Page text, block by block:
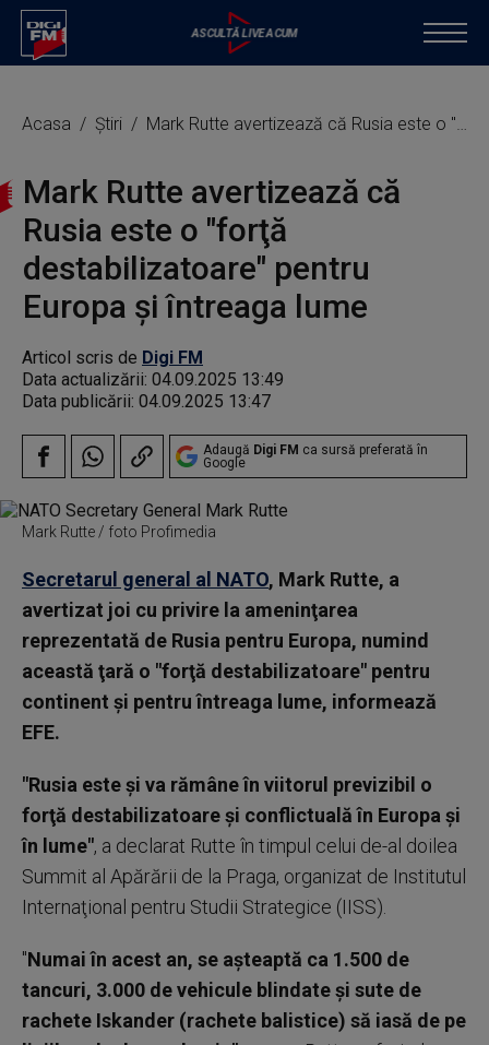
Acasa Știri Mark Rutte avertizează că Rusia este o "forţă destabilizatoare" pentru Europa şi întreaga lume
Mark Rutte avertizează că
Rusia este o "forţă
destabilizatoare" pentru
Europa şi întreaga lume
Articol scris de Digi FM
Data actualizării: 04.09.2025 13:49
Data publicării: 04.09.2025 13:47
Adaugă Digi FM ca sursă preferată în
Google
Mark Rutte / foto Profimedia
Secretarul general al NATO, Mark Rutte, a
avertizat joi cu privire la ameninţarea
reprezentată de Rusia pentru Europa, numind
această ţară o "forţă destabilizatoare" pentru
continent şi pentru întreaga lume, informează
EFE.
"Rusia este şi va rămâne în viitorul previzibil o
forţă destabilizatoare şi conflictuală în Europa şi
în lume", a declarat Rutte în timpul celui de-al doilea
Summit al Apărării de la Praga, organizat de Institutul
Internaţional pentru Studii Strategice (IISS).
"Numai în acest an, se aşteaptă ca 1.500 de
tancuri, 3.000 de vehicule blindate şi sute de
rachete Iskander (rachete balistice) să iasă de pe